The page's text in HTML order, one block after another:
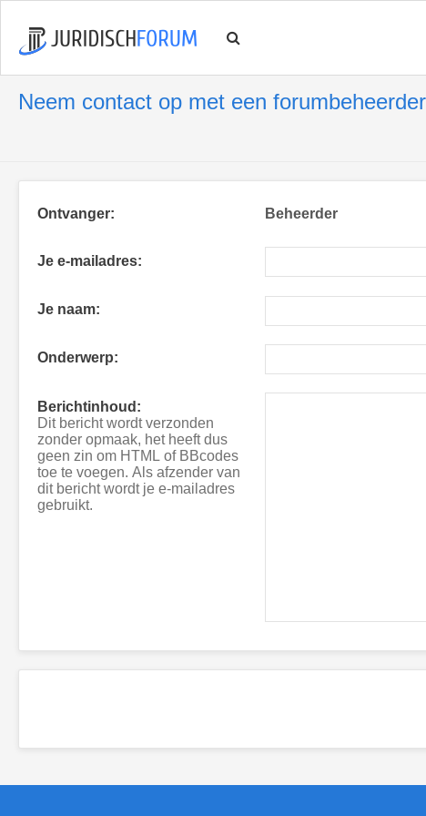
Neem contact op met een forumbeheerder
Ontvanger: Beheerder
Je e-mailadres:
Je naam:
Onderwerp:
Berichtinhoud:
Dit bericht wordt verzonden
zonder opmaak, het heeft dus
geen zin om HTML of BBcodes
toe te voegen. Als afzender van
dit bericht wordt je e-mailadres
gebruikt.